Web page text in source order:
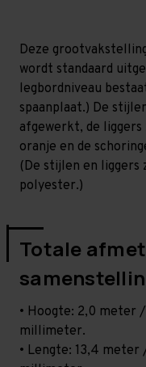
Deze
wordt standaard
legbordniveau
spaanplaat.) De
afgewerkt, de
oranje en de
(De stijlen en liggers
polyester.)
Totale
• Hoogte: 2,0
millimeter.
• Lengte: 13,4